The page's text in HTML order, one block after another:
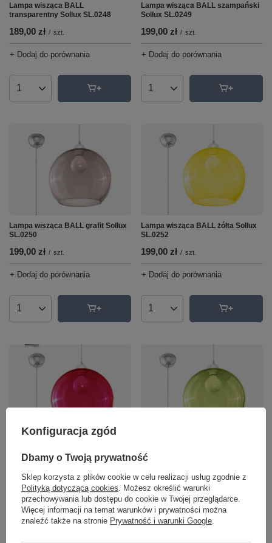
Lampa wisząca BALL
transparentny Sollux SL.0248
189,00 zł / szt.
+ Dodaj do porównania
Ilość produktów
Lampa wisząca BALL szampański
Sollux SL.0249
199,00 zł / szt.
+ Dodaj do porównania
Ilość produktów
Lampa wisząca BALL grafit Sollux
SL.0250
199,00 zł / szt.
+ Dodaj do porównania
Ilość produktów
Lampa wisząca BALL żółta Sollux
SL.0252
199,00 zł / szt.
+ Dodaj do porównania
Ilość produktów
Sollux SL.0253
199,00 zł
+ Dodaj do porównania
Sollux SL.0254
199,00 zł szt.
+ Dodaj do porównania
Konfiguracja zgód
Dbamy o Twoją prywatność
Sklep korzysta z plików cookie w celu realizacji usług zgodnie z
Polityką dotyczącą cookies . Możesz określić warunki
przechowywania lub dostępu do cookie w Twojej przeglądarce.
Więcej informacji na temat warunków i prywatności można
znaleźć także na stronie Prywatność i warunki Google